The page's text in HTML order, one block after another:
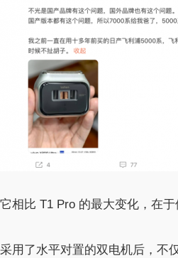
它相比 T1 Pro 的最大变化，在于
采用了水平对置的双电机后，不